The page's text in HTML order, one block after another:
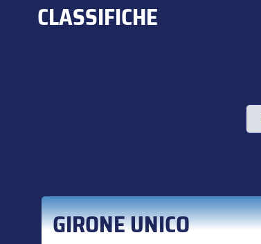
CLASSIFICHE
GIRONE UNICO